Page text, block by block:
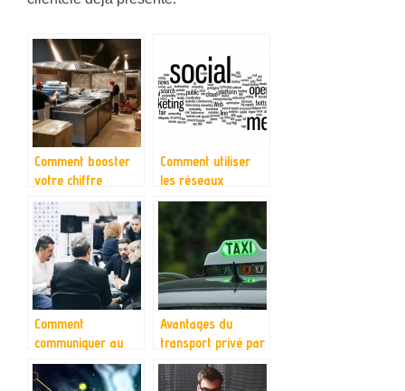
Comment booster
votre chiffre
d’affaires ?
Comment utiliser
les réseaux
sociaux pour la
promotion de vos
produits ?
Comment
communiquer au
sein d’une
entreprise ?
Avantages du
transport privé par
VTC par rapport au
taxi